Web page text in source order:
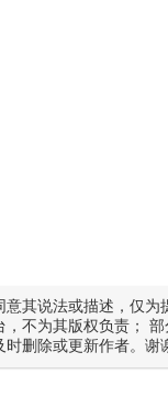
意其说法或描述，仅
不为其版权负责；
删除或更新作者。谢